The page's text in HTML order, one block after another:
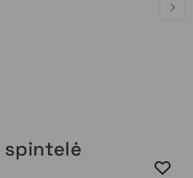
spintelė